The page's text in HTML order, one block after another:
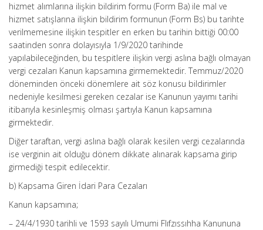
hizmet alımlarına ilişkin bildirim formu (Form Ba) ile mal ve
hizmet satışlarına ilişkin bildirim formunun (Form Bs) bu tarihte
verilmemesine ilişkin tespitler en erken bu tarihin bittiği 00:00
saatinden sonra dolayısıyla 1/9/2020 tarihinde
yapılabileceğinden, bu tespitlere ilişkin vergi aslına bağlı olmayan
vergi cezaları Kanun kapsamına girmemektedir. Temmuz/2020
döneminden önceki dönemlere ait söz konusu bildirimler
nedeniyle kesilmesi gereken cezalar ise Kanunun yayımı tarihi
itibarıyla kesinleşmiş olması şartıyla Kanun kapsamına
girmektedir.
Diğer taraftan, vergi aslına bağlı olarak kesilen vergi cezalarında
ise verginin ait olduğu dönem dikkate alınarak kapsama girip
girmediği tespit edilecektir.
b) Kapsama Giren İdari Para Cezaları
Kanun kapsamına;
– 24/4/1930 tarihli ve 1593 sayılı Umumi Flıfzıssıhha Kanununa